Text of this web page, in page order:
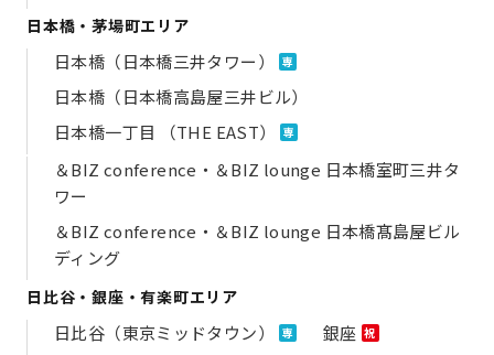
日本橋・茅場町エリア
日本橋（日本橋三井タワー） 専
日本橋（日本橋高島屋三井ビル）
日本橋一丁目 （THE EAST）
専
＆BIZ conference・＆BIZ lounge 日本橋室町三井タ
ワー
＆BIZ conference・＆BIZ lounge 日本橋髙島屋ビル
ディング
日比谷・銀座・有楽町エリア
日比谷（東京ミッドタウン） 専 銀座 祝